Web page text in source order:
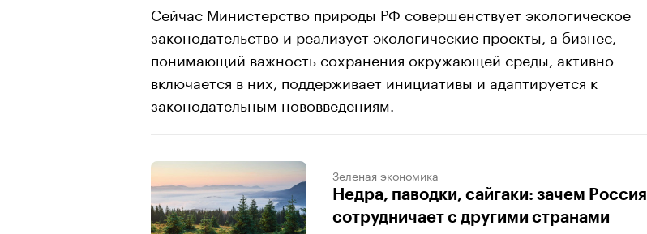
Сейчас Министерство природы РФ совершенствует экологическое
законодательство и реализует экологические проекты, а бизнес,
понимающий важность сохранения окружающей среды, активно
включается в них, поддерживает инициативы и адаптируется к
законодательным нововведениям.
Зеленая экономика
Недра, паводки, сайгаки: зачем Россия
сотрудничает с другими странами